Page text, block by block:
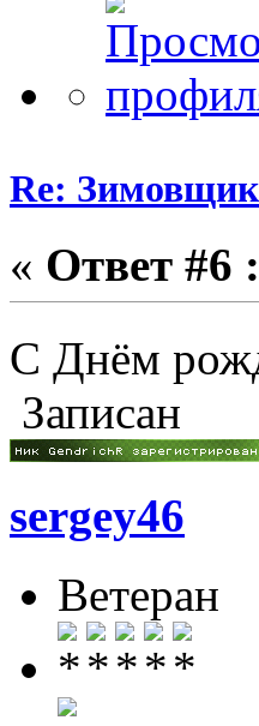
Re:
« Ответ #6 :
С Днём
Записан
sergey46
Ветеран